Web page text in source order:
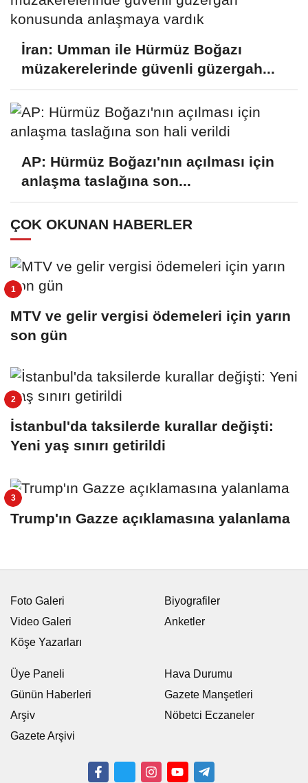
İran: Umman ile Hürmüz Boğazı
müzakerelerinde güvenli güzergah...
AP: Hürmüz Boğazı'nın açılması için
anlaşma taslağına son...
ÇOK OKUNAN HABERLER
MTV ve gelir vergisi ödemeleri için yarın
son gün
İstanbul'da taksilerde kurallar değişti:
Yeni yaş sınırı getirildi
Trump'ın Gazze açıklamasına yalanlama
Foto Galeri
Video Galeri
Köşe Yazarları
Biyografiler
Anketler
Üye Paneli
Günün Haberleri
Arşiv
Gazete Arşivi
Hava Durumu
Gazete Manşetleri
Nöbetci Eczaneler